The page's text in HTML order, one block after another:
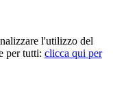
l'utilizzo del
per tutti: clicca qui per